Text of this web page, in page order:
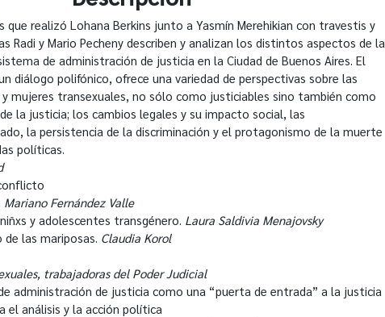
que realizó Lohana Berkins junto a Yasmín Merehikian con travestis y
Radi y Mario Pecheny describen y analizan los distintos aspectos de la
de administración de justicia en la Ciudad de Buenos Aires. El
diálogo polifónico, ofrece una variedad de perspectivas sobre las
mujeres transexuales, no sólo como justiciables sino también como
la justicia; los cambios legales y su impacto social, las
la persistencia de la discriminación y el protagonismo de la muerte
políticas.
Mariano Fernández Valle
y adolescentes transgénero. Laura Saldivia Menajovsky
las mariposas. Claudia Korol
trabajadoras del Poder Judicial
administración de justicia como una “puerta de entrada” a la justicia
el análisis y la acción política